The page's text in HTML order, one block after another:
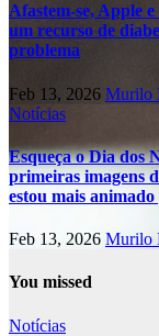
Afastem-se, Apple
um recurso de
problema
Feb 13, 2026 Murilo
Notícias
Esqueça o Dia dos
primeiras imagens
estou mais
Feb 13, 2026 Murilo
You missed
Notícias